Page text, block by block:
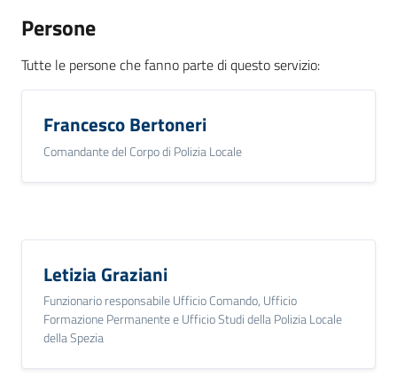
f
c
i
A
Persone
Tutte le persone che fanno parte di questo servizio:
Francesco Bertoneri
Comandante del Corpo di Polizia Locale
Letizia Graziani
Funzionario responsabile Ufficio Comando, Ufficio
Formazione Permanente e Ufficio Studi della Polizia Locale
della Spezia